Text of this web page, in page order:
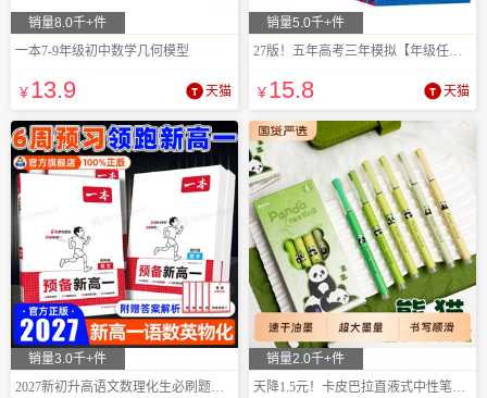
销量8.0千+件
一本7-9年级初中数学几何模型
¥13.9 天猫
销量5.0千+件
27版！五年高考三年模拟【年级任选】
¥15.8 天猫
销量3.0千+件
2027新初升高语文数理化生必刷题衔接教材
销量2.0千+件
天降1.5元！卡皮巴拉直液式中性笔6支